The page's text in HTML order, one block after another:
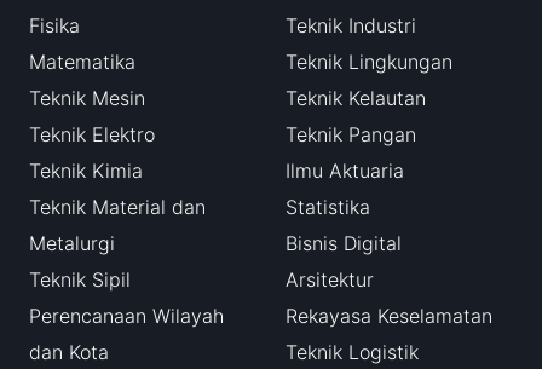
Fisika
Matematika
Teknik Mesin
Teknik Elektro
Teknik Kimia
Teknik Material dan
Metalurgi
Teknik Sipil
Perencanaan Wilayah
dan Kota
Teknik Industri
Teknik Lingkungan
Teknik Kelautan
Teknik Pangan
Ilmu Aktuaria
Statistika
Bisnis Digital
Arsitektur
Rekayasa Keselamatan
Teknik Logistik